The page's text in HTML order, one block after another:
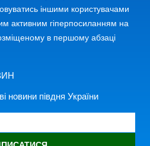
іншими користувачами
активним гіперпосиланням на
в першому абзаці
новини півдня України